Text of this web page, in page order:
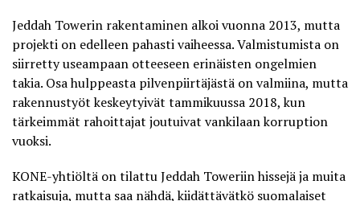
Jeddah Towerin rakentaminen alkoi vuonna 2013, mutta
projekti on edelleen pahasti vaiheessa. Valmistumista on
siirretty useampaan otteeseen erinäisten ongelmien
takia. Osa hulppeasta pilvenpiirtäjästä on valmiina, mutta
rakennustyöt keskeytyivät tammikuussa 2018, kun
tärkeimmät rahoittajat joutuivat vankilaan korruption
vuoksi.
KONE-yhtiöltä on tilattu Jeddah Toweriin hissejä ja muita
ratkaisuja, mutta saa nähdä, kiidättävätkö suomalaiset